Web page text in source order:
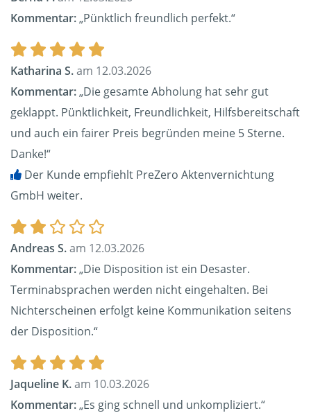
Kommentar:„Pünktlich freundlich perfekt.“
Katharina S.am 12.03.2026
Kommentar:„Die gesamte Abholung hat sehr gut
geklappt. Pünktlichkeit, Freundlichkeit, Hilfsbereitschaft
und auch ein fairer Preis begründen meine 5 Sterne.
Danke!“
Der Kunde empfiehlt PreZero Aktenvernichtung
GmbH weiter.
Andreas S.am 12.03.2026
Kommentar:„Die Disposition ist ein Desaster.
Terminabsprachen werden nicht eingehalten. Bei
Nichterscheinen erfolgt keine Kommunikation seitens
der Disposition.“
Jaqueline K.am 10.03.2026
Kommentar:„Es ging schnell und unkompliziert.“